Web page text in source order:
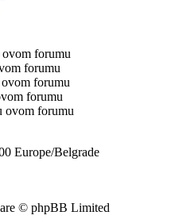
forumu
forumu
forumu
forumu
ovom forumu
Europe/Belgrade
© phpBB Limited